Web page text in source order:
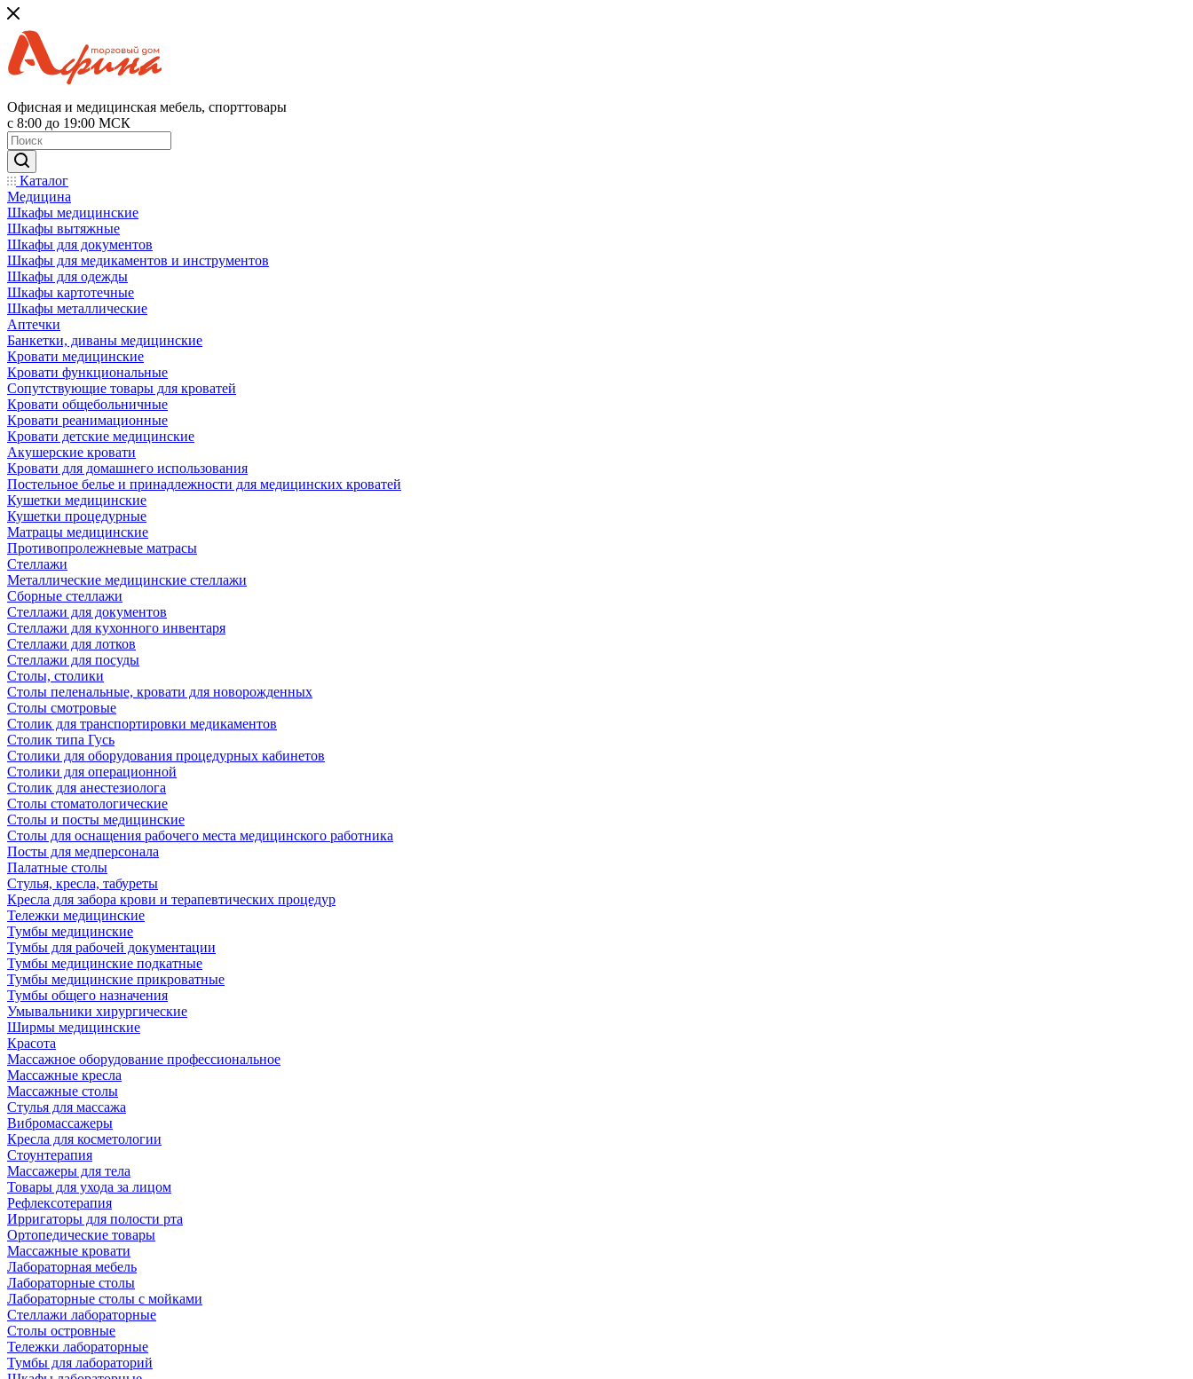
Офисная и медицинская мебель, спорттовары
с 8:00 до 19:00 МСК
Каталог
Медицина
Шкафы медицинские
Шкафы вытяжные
Шкафы для документов
Шкафы для медикаментов и инструментов
Шкафы для одежды
Шкафы картотечные
Шкафы металлические
Аптечки
Банкетки, диваны медицинские
Кровати медицинские
Кровати функциональные
Сопутствующие товары для кроватей
Кровати общебольничные
Кровати реанимационные
Кровати детские медицинские
Акушерские кровати
Кровати для домашнего использования
Постельное белье и принадлежности для медицинских кроватей
Кушетки медицинские
Кушетки процедурные
Матрацы медицинские
Противопролежневые матрасы
Стеллажи
Металлические медицинские стеллажи
Сборные стеллажи
Стеллажи для документов
Стеллажи для кухонного инвентаря
Стеллажи для лотков
Стеллажи для посуды
Столы, столики
Столы пеленальные, кровати для новорожденных
Столы смотровые
Столик для транспортировки медикаментов
Столик типа Гусь
Столики для оборудования процедурных кабинетов
Столики для операционной
Столик для анестезиолога
Столы стоматологические
Столы и посты медицинские
Столы для оснащения рабочего места медицинского работника
Посты для медперсонала
Палатные столы
Стулья, кресла, табуреты
Кресла для забора крови и терапевтических процедур
Тележки медицинские
Тумбы медицинские
Тумбы для рабочей документации
Тумбы медицинские подкатные
Тумбы медицинские прикроватные
Тумбы общего назначения
Умывальники хирургические
Ширмы медицинские
Красота
Массажное оборудование профессиональное
Массажные кресла
Массажные столы
Стулья для массажа
Вибромассажеры
Кресла для косметологии
Стоунтерапия
Массажеры для тела
Товары для ухода за лицом
Рефлексотерапия
Ирригаторы для полости рта
Ортопедические товары
Массажные кровати
Лабораторная мебель
Лабораторные столы
Лабораторные столы с мойками
Стеллажи лабораторные
Столы островные
Тележки лабораторные
Тумбы для лабораторий